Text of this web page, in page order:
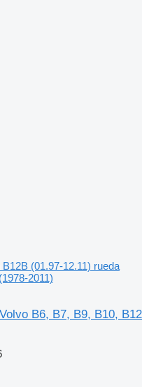
B12B (01.97-12.11) rueda
2011)
B6, B7, B9, B10, B12